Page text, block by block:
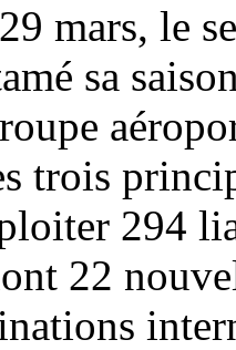
mars, le
sa
trois
294
22